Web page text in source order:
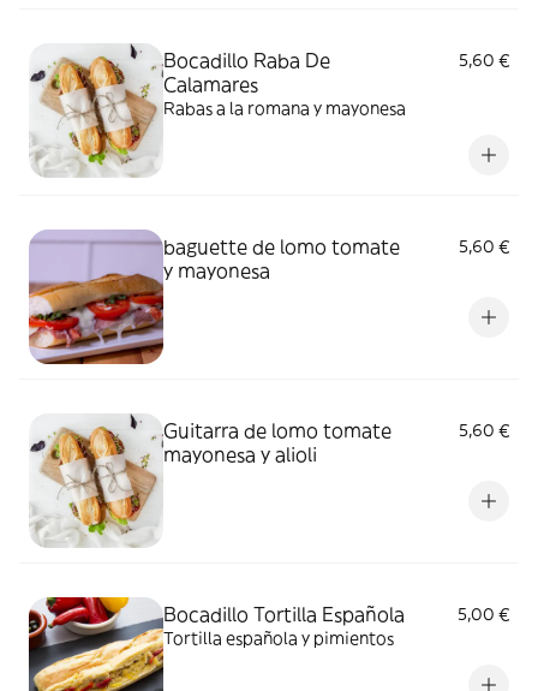
Bocadillo Raba De
Calamares
5,60 €
Rabas a la romana y mayonesa
baguette de lomo tomate
y mayonesa
5,60 €
Guitarra de lomo tomate
mayonesa y alioli
5,60 €
Bocadillo Tortilla Española
5,00 €
Tortilla española y pimientos